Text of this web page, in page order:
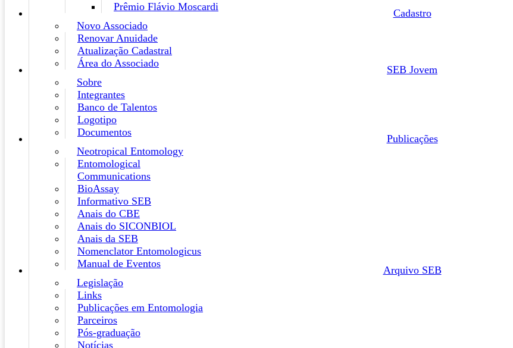
Prêmio Flávio Moscardi
Cadastro
Novo Associado
Renovar Anuidade
Atualização Cadastral
Área do Associado
SEB Jovem
Sobre
Integrantes
Banco de Talentos
Logotipo
Documentos
Publicações
Neotropical Entomology
Entomological
Communications
BioAssay
Informativo SEB
Anais do CBE
Anais do SICONBIOL
Anais da SEB
Nomenclator Entomologicus
Manual de Eventos
Arquivo SEB
Legislação
Links
Publicações em Entomologia
Parceiros
Pós-graduação
Notícias